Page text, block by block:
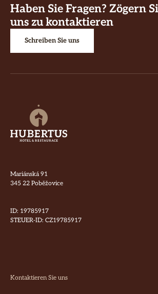
Haben Sie Fragen? Zögern
uns zu kontaktieren
Schreiben Sie uns
Mariánská 91
345 22 Poběžovice
ID: 19785917
STEUER-ID: CZ19785917
Kontaktieren Sie uns